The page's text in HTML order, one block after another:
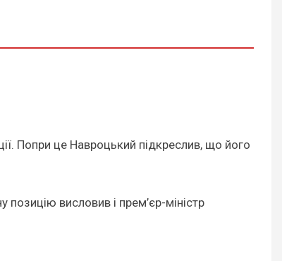
Попри це Навроцький підкреслив, що його
висловив і прем’єр-міністр